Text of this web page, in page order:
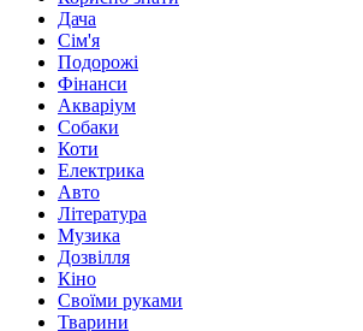
Дача
Сім'я
Подорожі
Фінанси
Акваріум
Собаки
Коти
Електрика
Авто
Література
Музика
Дозвілля
Кіно
Своїми руками
Тварини